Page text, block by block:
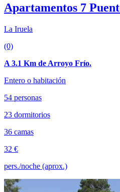
Apartamentos 7
La Iruela
(0)
A 3.1 Km de Arroyo Frío.
Entero o habitación
54 personas
23 dormitorios
36 camas
32 €
pers./noche (aprox.)